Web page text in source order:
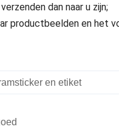
dan naar u zijn;
productbeelden en het
en etiket